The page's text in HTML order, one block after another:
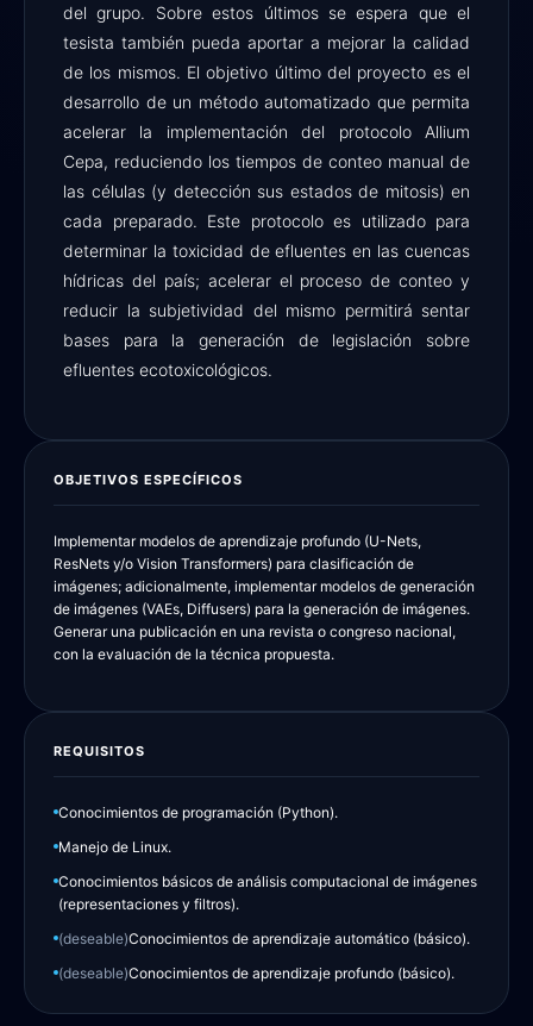
del grupo. Sobre estos últimos se espera que el
tesista también pueda aportar a mejorar la calidad
de los mismos. El objetivo último del proyecto es el
desarrollo de un método automatizado que permita
acelerar la implementación del protocolo Allium
Cepa, reduciendo los tiempos de conteo manual de
las células (y detección sus estados de mitosis) en
cada preparado. Este protocolo es utilizado para
determinar la toxicidad de efluentes en las cuencas
hídricas del país; acelerar el proceso de conteo y
reducir la subjetividad del mismo permitirá sentar
bases para la generación de legislación sobre
efluentes ecotoxicológicos.
OBJETIVOS ESPECÍFICOS
Implementar modelos de aprendizaje profundo (U-Nets,
ResNets y/o Vision Transformers) para clasificación de
imágenes; adicionalmente, implementar modelos de generación
de imágenes (VAEs, Diffusers) para la generación de imágenes.
Generar una publicación en una revista o congreso nacional,
con la evaluación de la técnica propuesta.
REQUISITOS
Conocimientos de programación (Python).
Manejo de Linux.
Conocimientos básicos de análisis computacional de imágenes
(representaciones y filtros).
(deseable)Conocimientos de aprendizaje automático (básico).
(deseable)Conocimientos de aprendizaje profundo (básico).